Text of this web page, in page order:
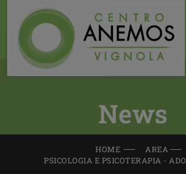
News
HOME
AREA
PSICOLOGIA E PSICOTERAPIA -